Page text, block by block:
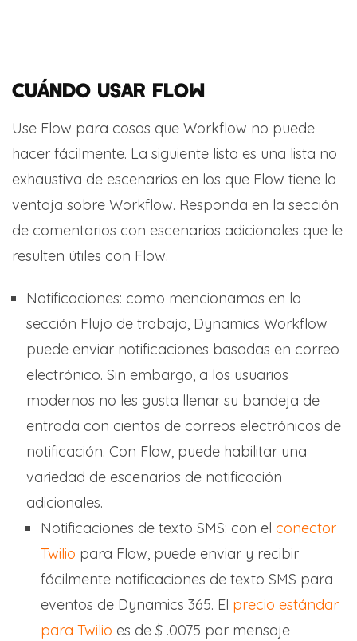
CUÁNDO USAR FLOW
Use Flow para cosas que Workflow no puede
hacer fácilmente. La siguiente lista es una lista no
exhaustiva de escenarios en los que Flow tiene la
ventaja sobre Workflow. Responda en la sección
de comentarios con escenarios adicionales que le
resulten útiles con Flow.
Notificaciones: como mencionamos en la
sección Flujo de trabajo, Dynamics Workflow
puede enviar notificaciones basadas en correo
electrónico. Sin embargo, a los usuarios
modernos no les gusta llenar su bandeja de
entrada con cientos de correos electrónicos de
notificación. Con Flow, puede habilitar una
variedad de escenarios de notificación
adicionales.
Notificaciones de texto SMS: con el conector
Twilio para Flow, puede enviar y recibir
fácilmente notificaciones de texto SMS para
eventos de Dynamics 365. El precio estándar
para Twilio es de $ .0075 por mensaje